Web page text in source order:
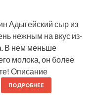
Адыгейский сыр из
нежным на вкус из-
В нем меньше
молока, он более
Описание
ПОДРОБНЕЕ